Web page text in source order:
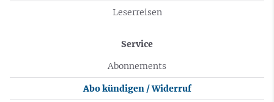
Leserreisen
Service
Abonnements
Abo kündigen / Widerruf